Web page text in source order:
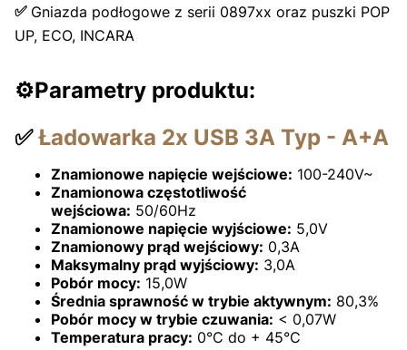
✅ Gniazda podłogowe z serii 0897xx oraz puszki POP
UP, ECO, INCARA
⚙️Parametry produktu:
✅Ładowarka 2x USB 3A Typ - A+A
Znamionowe napięcie wejściowe: 100-240V~
Znamionowa częstotliwość
wejściowa: 50/60Hz
Znamionowe napięcie wyjściowe: 5,0V
Znamionowy prąd wejściowy: 0,3A
Maksymalny prąd wyjściowy: 3,0A
Pobór mocy: 15,0W
Średnia sprawność w trybie aktywnym: 80,3%
Pobór mocy w trybie czuwania: < 0,07W
Temperatura pracy: 0°C do + 45°C